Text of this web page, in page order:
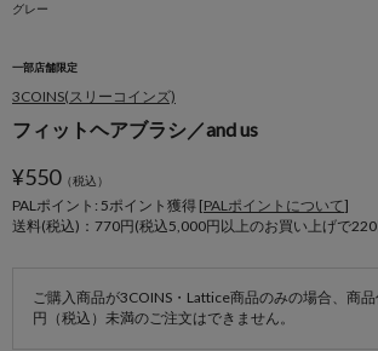
グレー
一部店舗限定
3COINS(スリーコインズ)
フィットヘアブラシ／and us
¥550（税込）
PALポイント: 5ポイント獲得 [PALポイントについて]
送料(税込)：770円(税込5,000円以上のお買い上げで
ご購入商品が3COINS・Lattice商品のみの場合、商
円（税込）未満のご注文はできません。